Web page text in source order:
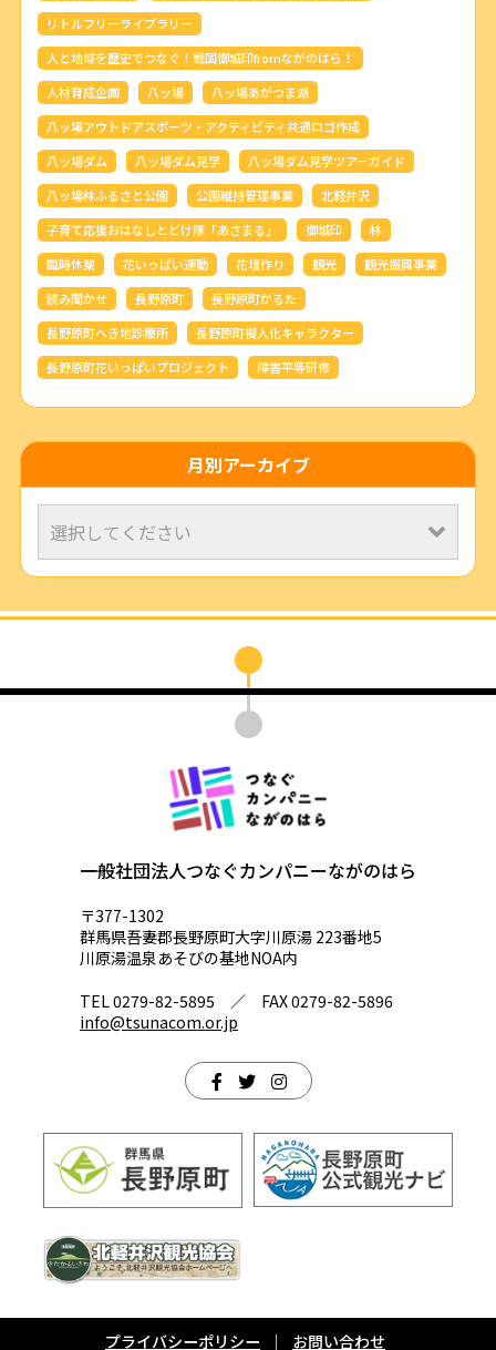
リトルフリーライブラリー
人と地域を歴史でつなぐ！戦国御城印fromながのはら！
人材育成企画
八ッ場
八ッ場あがつま湖
八ッ場アウトドアスポーツ・アクティビティ共通ロゴ作成
八ッ場ダム
八ッ場ダム見学
八ッ場ダム見学ツアーガイド
八ッ場林ふるさと公園
公園維持管理事業
北軽井沢
子育て応援おはなしとどけ隊「あさまる」
御城印
林
臨時休業
花いっぱい運動 花壇作り 観光
観光振興事業
読み聞かせ
長野原町
長野原町かるた
長野原町へき地診療所
長野原町擬人化キャラクター
長野原町花いっぱいプロジェクト
障害平等研修
月別アーカイブ
一般社団法人つなぐカンパニーながのはら
〒377-1302
群馬県吾妻郡長野原町大字川原湯 223番地5
川原湯温泉あそびの基地NOA内
TEL 0279-82-5895 ／ FAX 0279-82-5896
info@tsunacom.or.jp
プライバシーポリシー お問い合わせ